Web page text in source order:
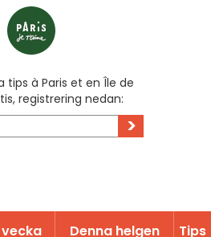
tips à Paris et en Île de
registrering nedan:
>
Denna helgen Tips